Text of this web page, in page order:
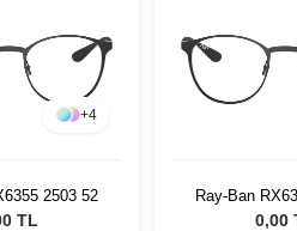
+4
2503 52
TL
Ray-Ban
0,00